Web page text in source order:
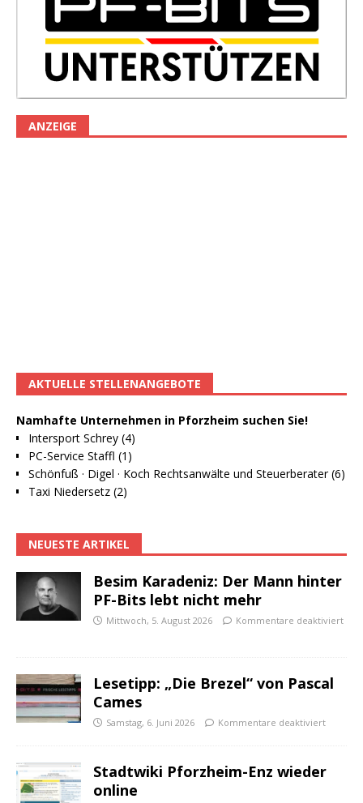
ANZEIGE
AKTUELLE STELLENANGEBOTE
Namhafte Unternehmen in Pforzheim suchen Sie!
Intersport Schrey (4)
PC-Service Staffl (1)
Schönfuß · Digel · Koch Rechtsanwälte und Steuerberater (6)
Taxi Niedersetz (2)
NEUESTE ARTIKEL
Besim Karadeniz: Der Mann hinter
PF-Bits lebt nicht mehr
Mittwoch, 5. August 2026 Kommentare deaktiviert
Lesetipp: „Die Brezel“ von Pascal
Cames
Samstag, 6. Juni 2026 Kommentare deaktiviert
Stadtwiki Pforzheim-Enz wieder
online